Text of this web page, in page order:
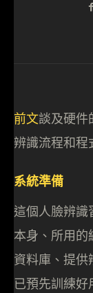
前文談及硬件
辨識流程和程
系統準備
這個人臉辨識
本身、所用的
資料庫、提供
已預先訓練好